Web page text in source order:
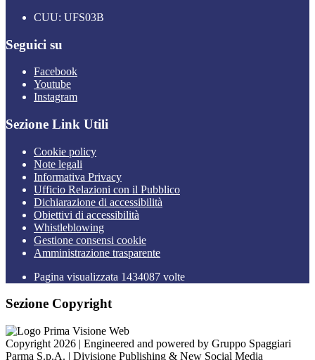
CUU: UFS03B
Seguici su
Facebook
Youtube
Instagram
Sezione Link Utili
Cookie policy
Note legali
Informativa Privacy
Ufficio Relazioni con il Pubblico
Dichiarazione di accessibilità
Obiettivi di accessibilità
Whistleblowing
Gestione consensi cookie
Amministrazione trasparente
Pagina visualizzata 1434087 volte
Sezione Copyright
Copyright 2026 | Engineered and powered by Gruppo Spaggiari
Parma S.p.A. | Divisione Publishing & New Social Media